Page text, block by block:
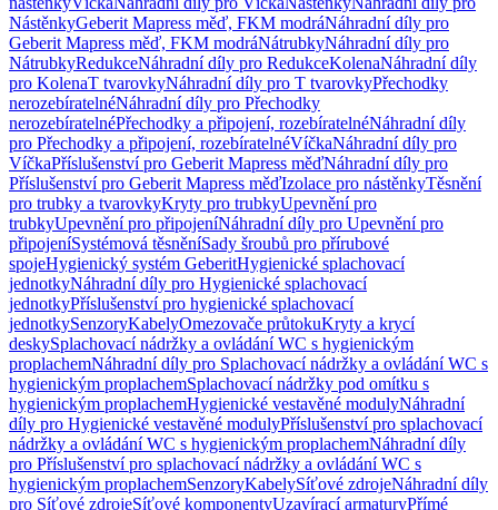
NástěnkyGeberit Mapress měď, FKM modráNáhradní díly pro
Geberit Mapress měď, FKM modráNátrubkyNáhradní díly pro
NátrubkyRedukceNáhradní díly pro RedukceKolenaNáhradní díly
pro KolenaT tvarovkyNáhradní díly pro T tvarovkyPřechodky
nerozebíratelnéNáhradní díly pro Přechodky
nerozebíratelnéPřechodky a připojení, rozebíratelnéNáhradní díly
pro Přechodky a připojení, rozebíratelnéVíčkaNáhradní díly pro
VíčkaPříslušenství pro Geberit Mapress měďNáhradní díly pro
Příslušenství pro Geberit Mapress měďIzolace pro nástěnkyTěsnění
pro trubky a tvarovkyKryty pro trubkyUpevnění pro
trubkyUpevnění pro připojeníNáhradní díly pro Upevnění pro
připojeníSystémová těsněníSady šroubů pro přírubové
spojeHygienický systém GeberitHygienické splachovací
jednotkyNáhradní díly pro Hygienické splachovací
jednotkyPříslušenství pro hygienické splachovací
jednotkySenzoryKabelyOmezovače průtokuKryty a krycí
deskySplachovací nádržky a ovládání WC s hygienickým
proplachemNáhradní díly pro Splachovací nádržky a ovládání WC s
hygienickým proplachemSplachovací nádržky pod omítku s
hygienickým proplachemHygienické vestavěné modulyNáhradní
díly pro Hygienické vestavěné modulyPříslušenství pro splachovací
nádržky a ovládání WC s hygienickým proplachemNáhradní díly
pro Příslušenství pro splachovací nádržky a ovládání WC s
hygienickým proplachemSenzoryKabelySíťové zdrojeNáhradní díly
pro Síťové zdrojeSíťové komponentyUzavírací armaturyPřímé